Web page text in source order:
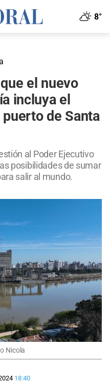
8°
el nuevo
incluya el
de Santa
al Poder Ejecutivo
posibilidades de sumar
salir al mundo.
Nicola
18:40